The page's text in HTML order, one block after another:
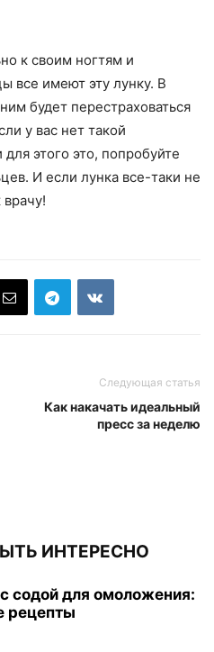
к своим ногтям и
все имеют эту лунку. В
будет перестраховаться
у вас нет такой
этого это, попробуйте
И если лунка все-таки не
врачу!
Следующая статья
Как накачать идеальный
пресс за неделю
ИНТЕРЕСНО
содой для омоложения:
рецепты